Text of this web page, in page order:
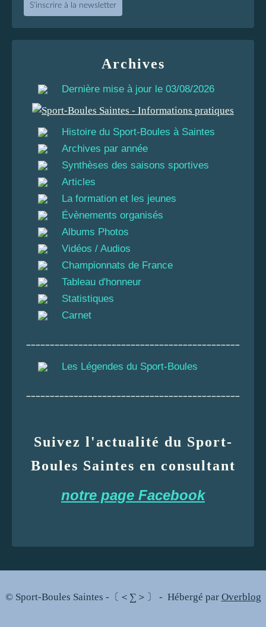
S'inscrire à la newsletter
Archives
Dernière mise à jour le 03/08/2026
Histoire du Sport-Boules à Saintes
Archives par année
Synthèses des saisons sportives
Articles
La formation et les jeunes
Évènements organisés
Albums Photos
Vidéos / Audios
Championnats de France
Tableau d'honneur
Statistiques
Carnet
Les Légendes du Sport-Boules
Suivez l'actualité du Sport-
Boules Saintes en consultant
notre page Facebook
© Sport-Boules Saintes -〔＜∑＞〕 - Hébergé par Overblog